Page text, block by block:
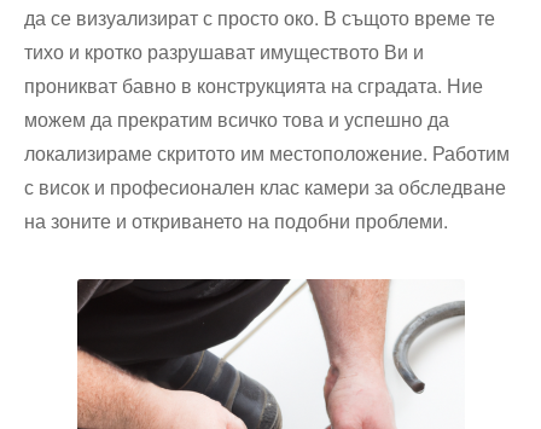
да се визуализират с просто око. В същото време те
тихо и кротко разрушават имуществото Ви и
проникват бавно в конструкцията на сградата. Ние
можем да прекратим всичко това и успешно да
локализираме скритото им местоположение. Работим
с висок и професионален клас камери за обследване
на зоните и откриването на подобни проблеми.